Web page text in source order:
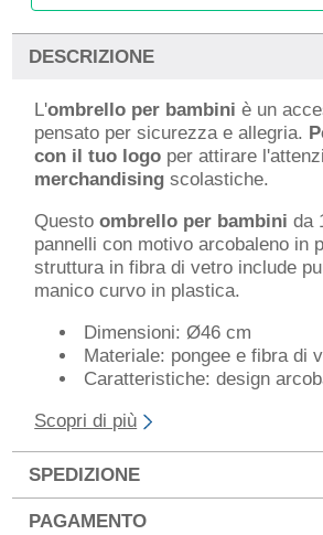
DESCRIZIONE
L'ombrello per bambini è un
pensato per sicurezza e allegria.
con il tuo logo per attirare
merchandising scolastiche.
Questoombrello per bambini da
pannelli con motivo arcobaleno in
struttura in fibra di vetro include
manico curvo in plastica.
Dimensioni: Ø46 cm
Materiale: pongee e fibra di
Caratteristiche: design
Scopri di più
SPEDIZIONE
PAGAMENTO